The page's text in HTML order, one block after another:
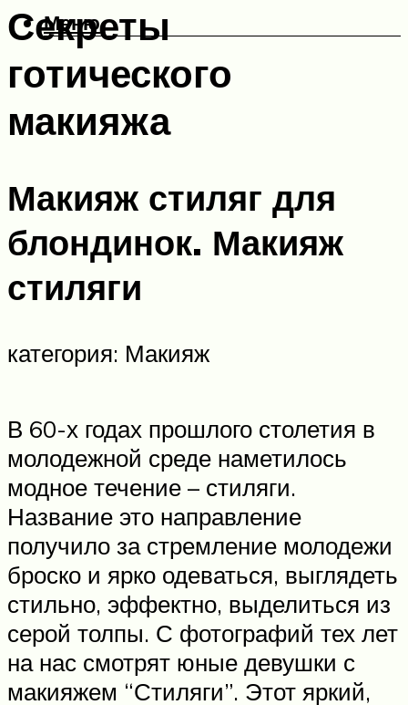
Меню
Секреты
готического
макияжа
Макияж стиляг для
блондинок. Макияж
стиляги
категория: Макияж
В 60-х годах прошлого столетия в
молодежной среде наметилось
модное течение – стиляги.
Название это направление
получило за стремление молодежи
броско и ярко одеваться, выглядеть
стильно, эффектно, выделиться из
серой толпы. С фотографий тех лет
на нас смотрят юные девушки с
макияжем “Стиляги”. Этот яркий,